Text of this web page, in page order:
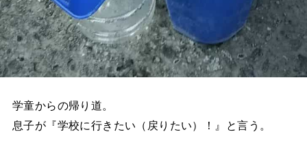
学童からの帰り道。
息子が『学校に行きたい（戻りたい）！』と言う。